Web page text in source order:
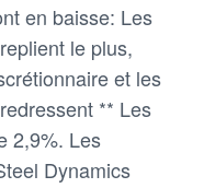
en baisse: Les
le plus,
et les
** Les
2,9%. Les
Dynamics